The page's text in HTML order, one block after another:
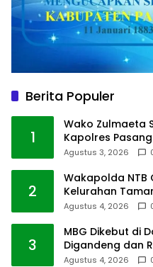
Berita Populer
1
Wako Zulmaeta
Kapolres
Agustus 3, 2026
2
Wakapolda NTB
Kelurahan
Agustus 4, 2026
3
MBG Dikebut di
Digandeng dan
Agustus 4, 2026